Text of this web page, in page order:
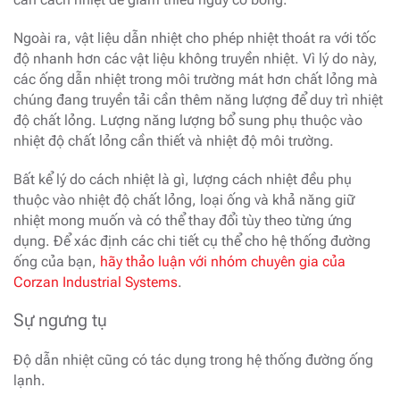
Ngoài ra, vật liệu dẫn nhiệt cho phép nhiệt thoát ra với tốc
độ nhanh hơn các vật liệu không truyền nhiệt. Vì lý do này,
các ống dẫn nhiệt trong môi trường mát hơn chất lỏng mà
chúng đang truyền tải cần thêm năng lượng để duy trì nhiệt
độ chất lỏng. Lượng năng lượng bổ sung phụ thuộc vào
nhiệt độ chất lỏng cần thiết và nhiệt độ môi trường.
Bất kể lý do cách nhiệt là gì, lượng cách nhiệt đều phụ
thuộc vào nhiệt độ chất lỏng, loại ống và khả năng giữ
nhiệt mong muốn và có thể thay đổi tùy theo từng ứng
dụng. Để xác định các chi tiết cụ thể cho hệ thống đường
ống của bạn, hãy thảo luận với nhóm chuyên gia của
Corzan Industrial Systems.
Sự ngưng tụ
Độ dẫn nhiệt cũng có tác dụng trong hệ thống đường ống
lạnh.